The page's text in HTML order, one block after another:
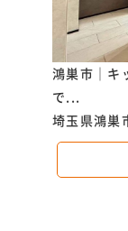
鴻巣市｜キ
で...
埼玉県鴻巣